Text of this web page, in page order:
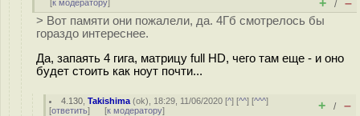
[к модератору] + / –
> Вот памяти они пожалели, да. 4Гб смотрелось бы
гораздо интереснее.
Да, запаять 4 гига, матрицу full HD, чего там еще - и оно
будет стоить как ноут почти...
4.130 ,Takishima (ok), 18:29, 11/06/2020 [^] [^^] [^^^]
[ответить] [к модератору] + / –